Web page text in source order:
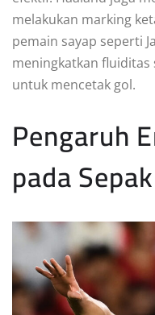
melakukan marking
pemain sayap seperti
meningkatkan
untuk mencetak gol.
Pengaruh
pada